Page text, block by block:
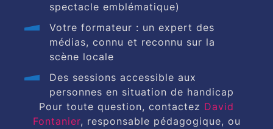
spectacle emblématique)
Votre formateur : un expert des
médias, connu et reconnu sur la
scène locale
Des sessions accessible aux
personnes en situation de handicap
Pour toute question, contactez David
Fontanier, responsable pédagogique, ou